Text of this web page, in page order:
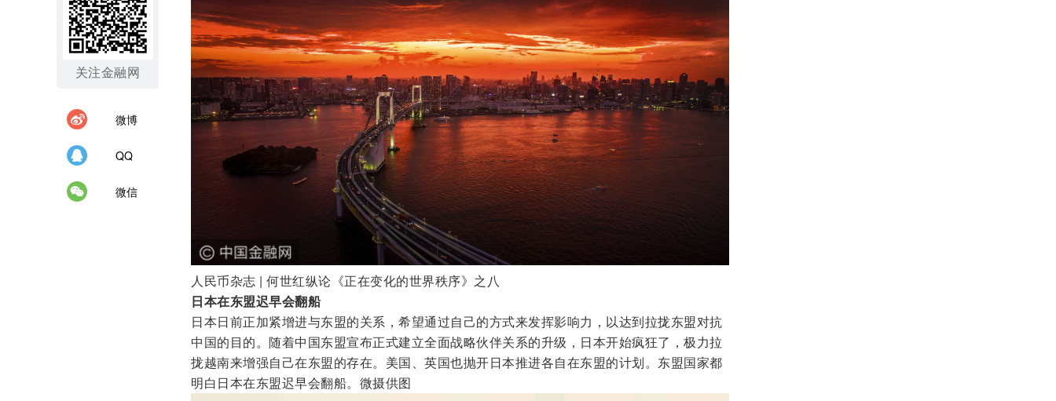
关注金融网
微博
QQ
微信
人民币杂志 | 何世红纵论《正在变化的世界秩序》之八
日本在东盟迟早会翻船
日本日前正加紧增进与东盟的关系，希望通过自己的方式来发挥影响力，以达到拉拢东盟对抗
中国的目的。随着中国东盟宣布正式建立全面战略伙伴关系的升级，日本开始疯狂了，极力拉
拢越南来增强自己在东盟的存在。美国、英国也抛开日本推进各自在东盟的计划。东盟国家都
明白日本在东盟迟早会翻船。微摄供图